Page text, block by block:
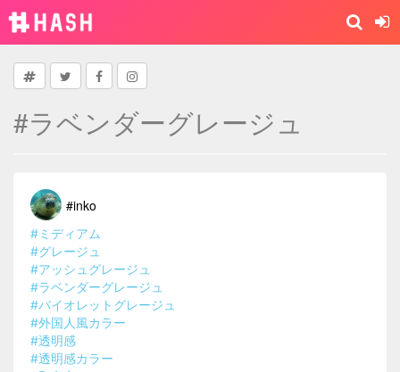
#ラベンダーグレージュ
#inko
#ミディアム
#グレージュ
#アッシュグレージュ
#ラベンダーグレージュ
#バイオレットグレージュ
#外国人風カラー
#透明感
#透明感カラー